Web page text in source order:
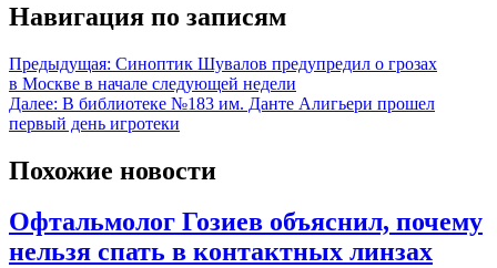
Навигация по записям
Предыдущая: Синоптик Шувалов предупредил о грозах
в Москве в начале следующей недели
Далее: В библиотеке №183 им. Данте Алигьери прошел
первый день игротеки
Похожие новости
Офтальмолог Гозиев объяснил, почему
нельзя спать в контактных линзах